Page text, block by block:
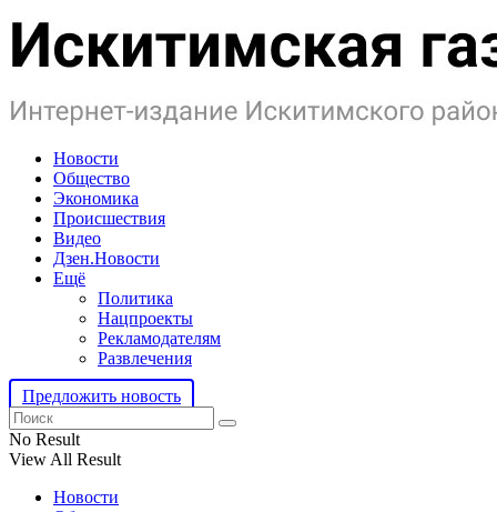
Новости
Общество
Экономика
Происшествия
Видео
Дзен.Новости
Ещё
Политика
Нацпроекты
Рекламодателям
Развлечения
Предложить новость
No Result
View All Result
Новости